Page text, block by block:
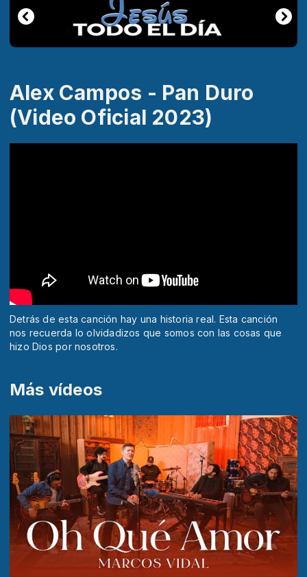
Alex Campos - Pan Duro
(Video Oficial 2023)
Más vídeos
Detrás de esta canción hay una historia real. Esta canción
nos recuerda lo olvidadizos que somos con las cosas que
hizo Dios por nosotros.